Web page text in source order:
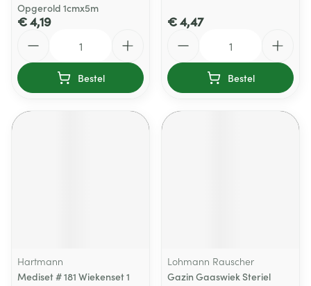
Opgerold 1cmx5m
€ 4,19
Bestel
€ 4,47
Bestel
Hartmann
Mediset # 181 Wiekenset 1
Lohmann Rauscher
Gazin Gaaswiek Steriel